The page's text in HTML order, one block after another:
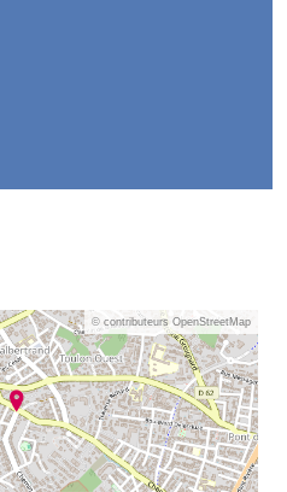
© contributeurs OpenStreetMap